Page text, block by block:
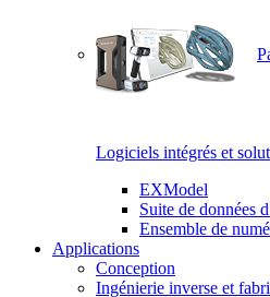
Logiciels intégrés et
EXModel
Suite de données
Ensemble de
Applications
Conception
Ingénierie inverse et